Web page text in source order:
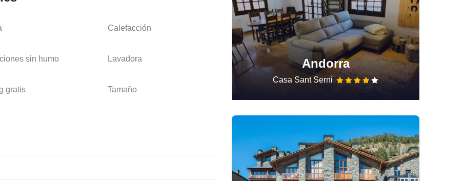
Calefacción
sin humo Lavadora
gratis Tamaño
Andorra
Casa Sant Serni